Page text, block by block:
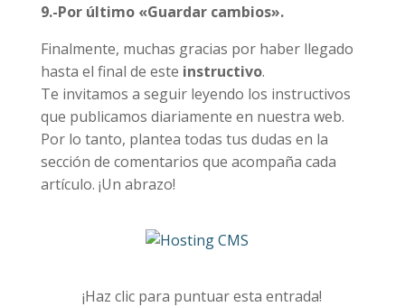
9.-Por último «Guardar cambios».
Finalmente, muchas gracias por haber llegado
hasta el final de este instructivo.
Te invitamos a seguir leyendo los instructivos
que publicamos diariamente en nuestra web.
Por lo tanto, plantea todas tus dudas en la
sección de comentarios que acompaña cada
artículo. ¡Un abrazo!
¡Haz clic para puntuar esta entrada!